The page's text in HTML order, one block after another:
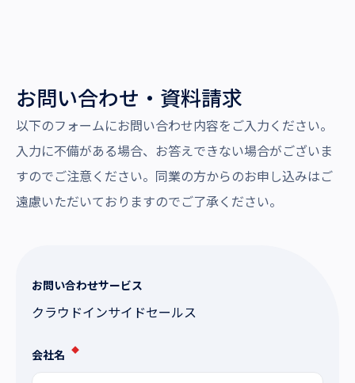
お問い合わせ・資料請求
以下のフォームにお問い合わせ内容をご入力ください。
入力に不備がある場合、お答えできない場合がございま
すのでご注意ください。同業の方からのお申し込みはご
遠慮いただいておりますのでご了承ください。
お問い合わせサービス
クラウドインサイドセールス
会社名 ◆